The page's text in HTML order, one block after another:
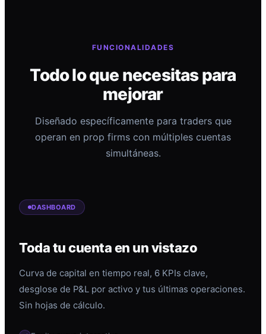
FUNCIONALIDADES
Todo lo que necesitas para
mejorar
Diseñado específicamente para traders que
operan en prop firms con múltiples cuentas
simultáneas.
DASHBOARD
Toda tu cuenta en un vistazo
Curva de capital en tiempo real, 6 KPIs clave,
desglose de P&L por activo y tus últimas operaciones.
Sin hojas de cálculo.